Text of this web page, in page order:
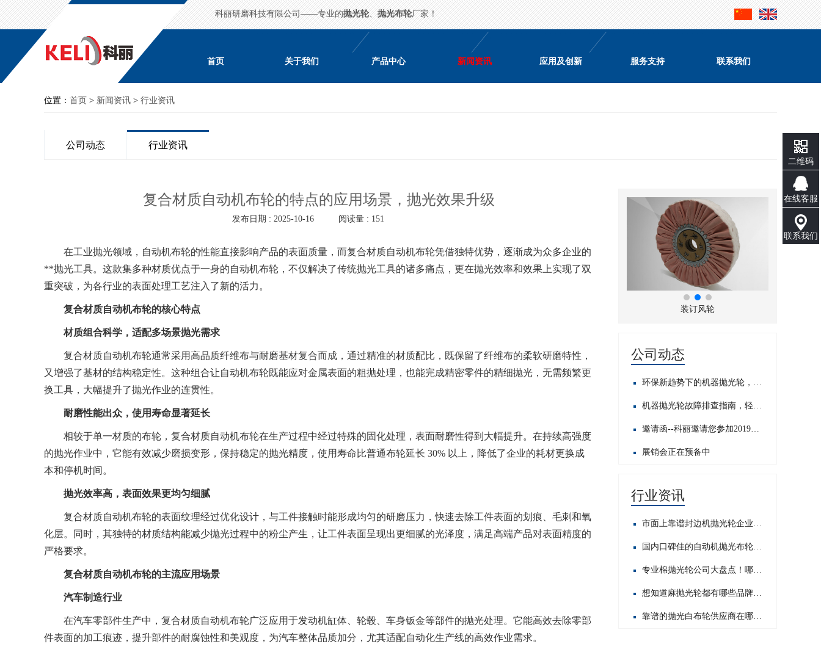
科丽研磨科技有限公司——专业的抛光轮、抛光布轮厂家！
首页 关于我们 产品中心 新闻资讯 应用及创新 服务支持 联系我们
位置： 首页 > 新闻资讯 > 行业资讯
公司动态 行业资讯
复合材质自动机布轮的特点的应用场景，抛光效果升级
发布日期 : 2025-10-16 阅读量 : 151
在工业抛光领域，自动机布轮的性能直接影响产品的表面质量，而复合材质自动机布轮凭借独特优势，逐渐成为众多企业的
**抛光工具。这款集多种材质优点于一身的自动机布轮，不仅解决了传统抛光工具的诸多痛点，更在抛光效率和效果上实现了双
重突破，为各行业的表面处理工艺注入了新的活力。
复合材质自动机布轮的核心特点
材质组合科学，适配多场景抛光需求
复合材质自动机布轮通常采用高品质纤维布与耐磨基材复合而成，通过精准的材质配比，既保留了纤维布的柔软研磨特性，
又增强了基材的结构稳定性。这种组合让自动机布轮既能应对金属表面的粗抛处理，也能完成精密零件的精细抛光，无需频繁更
换工具，大幅提升了抛光作业的连贯性。
耐磨性能出众，使用寿命显著延长
相较于单一材质的布轮，复合材质自动机布轮在生产过程中经过特殊的固化处理，表面耐磨性得到大幅提升。在持续高强度
的抛光作业中，它能有效减少磨损变形，保持稳定的抛光精度，使用寿命比普通布轮延长 30% 以上，降低了企业的耗材更换成
本和停机时间。
抛光效率高，表面效果更均匀细腻
复合材质自动机布轮的表面纹理经过优化设计，与工件接触时能形成均匀的研磨压力，快速去除工件表面的划痕、毛刺和氧
化层。同时，其独特的材质结构能减少抛光过程中的粉尘产生，让工件表面呈现出更细腻的光泽度，满足高端产品对表面精度的
严格要求。
复合材质自动机布轮的主流应用场景
汽车制造行业
在汽车零部件生产中，复合材质自动机布轮广泛应用于发动机缸体、轮毂、车身钣金等部件的抛光处理。它能高效去除零部
件表面的加工痕迹，提升部件的耐腐蚀性和美观度，为汽车整体品质加分，尤其适配自动化生产线的高效作业需求。
装订风轮
公司动态
环保新趋势下的机器抛光轮，发展前景如何？
机器抛光轮故障排查指南，轻松应对常见问题​
邀请函--科丽邀请您参加2019中国国际五金展
展销会正在预备中
行业资讯
市面上靠谱封边机抛光轮企业大搜罗，哪家才是你的心头好？
国内口碑佳的自动机抛光布轮公司大盘点，这些值得关注！
专业棉抛光轮公司大盘点！哪家才是行业佼佼者？
想知道麻抛光轮都有哪些品牌？这里为你揭晓热门之选！
靠谱的抛光白布轮供应商在哪？这几家值得你重点关注！
二维码
在线客服
联系我们